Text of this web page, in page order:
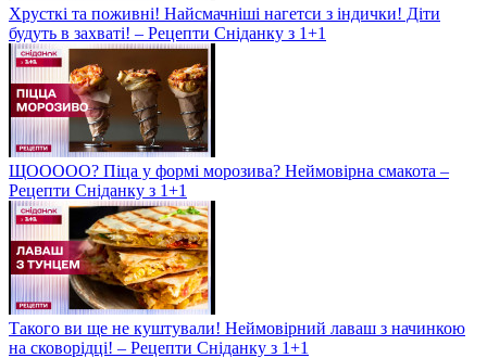
Хрусткі та поживні! Найсмачніші нагетси з індички! Діти
будуть в захваті! – Рецепти Сніданку з 1+1
ЩООООО? Піца у формі морозива? Неймовірна смакота –
Рецепти Сніданку з 1+1
Такого ви ще не куштували! Неймовірний лаваш з начинкою
на сковорідці! – Рецепти Сніданку з 1+1